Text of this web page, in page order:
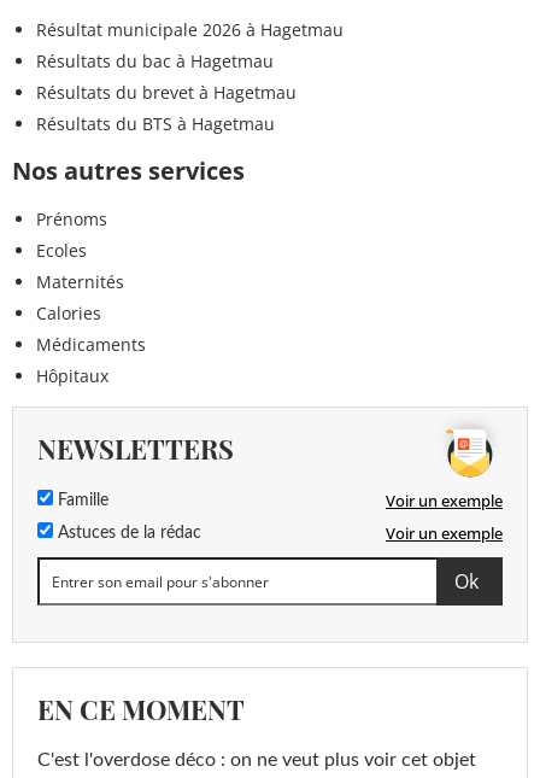
Résultat municipale 2026 à Hagetmau
Résultats du bac à Hagetmau
Résultats du brevet à Hagetmau
Résultats du BTS à Hagetmau
Nos autres services
Prénoms
Ecoles
Maternités
Calories
Médicaments
Hôpitaux
NEWSLETTERS
Famille Voir un exemple
Astuces de la rédac Voir un exemple
EN CE MOMENT
C'est l'overdose déco : on ne veut plus voir cet objet